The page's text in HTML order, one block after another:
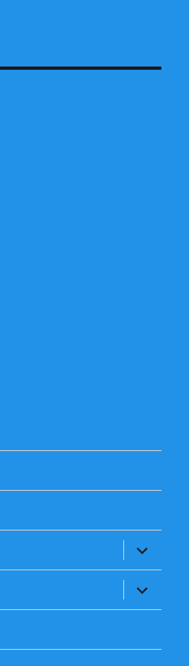
ouvrir
le
sous-
menu
ouvrir
le
sous-